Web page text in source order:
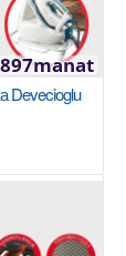
Devecioglu
897manat